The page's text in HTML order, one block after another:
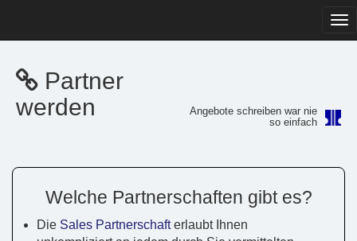
Partner
werden
Angebote schreiben war nie
so einfach
Welche Partnerschaften gibt es?
Die Sales Partnerschafterlaubt Ihnen